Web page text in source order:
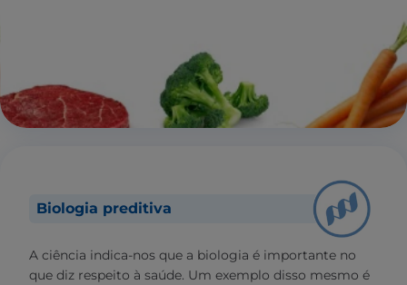
Biologia preditiva
A ciência indica-nos que a biologia é importante no
que diz respeito à saúde. Um exemplo disso mesmo é